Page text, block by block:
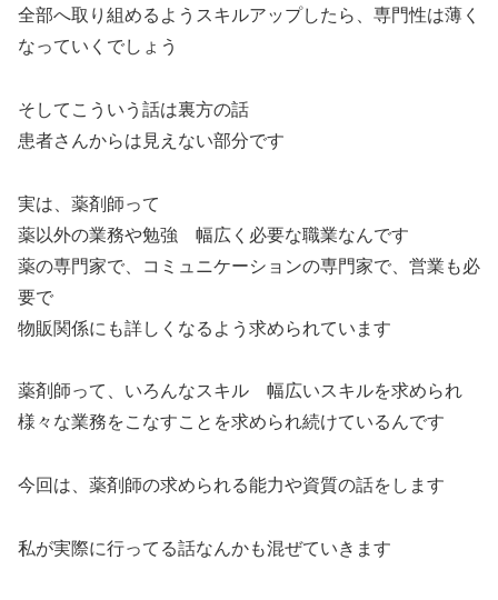
全部へ取り組めるようスキルアップしたら、専門性は薄く
なっていくでしょう
そしてこういう話は裏方の話
患者さんからは見えない部分です
実は、薬剤師って
薬以外の業務や勉強 幅広く必要な職業なんです
薬の専門家で、コミュニケーションの専門家で、営業も必
要で
物販関係にも詳しくなるよう求められています
薬剤師って、いろんなスキル 幅広いスキルを求められ
様々な業務をこなすことを求められ続けているんです
今回は、薬剤師の求められる能力や資質の話をします
私が実際に行ってる話なんかも混ぜていきます